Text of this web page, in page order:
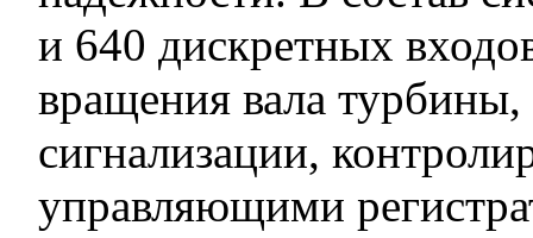
и 640 дискретных
вращения вала
сигнализации,
управляющими